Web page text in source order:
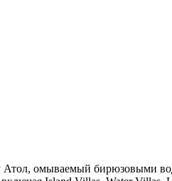
омываемый бирюзовыми